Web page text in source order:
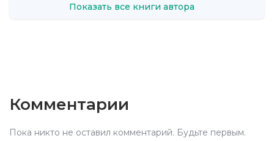
Показать все книги автора
Комментарии
Пока никто не оставил комментарий. Будьте первым.